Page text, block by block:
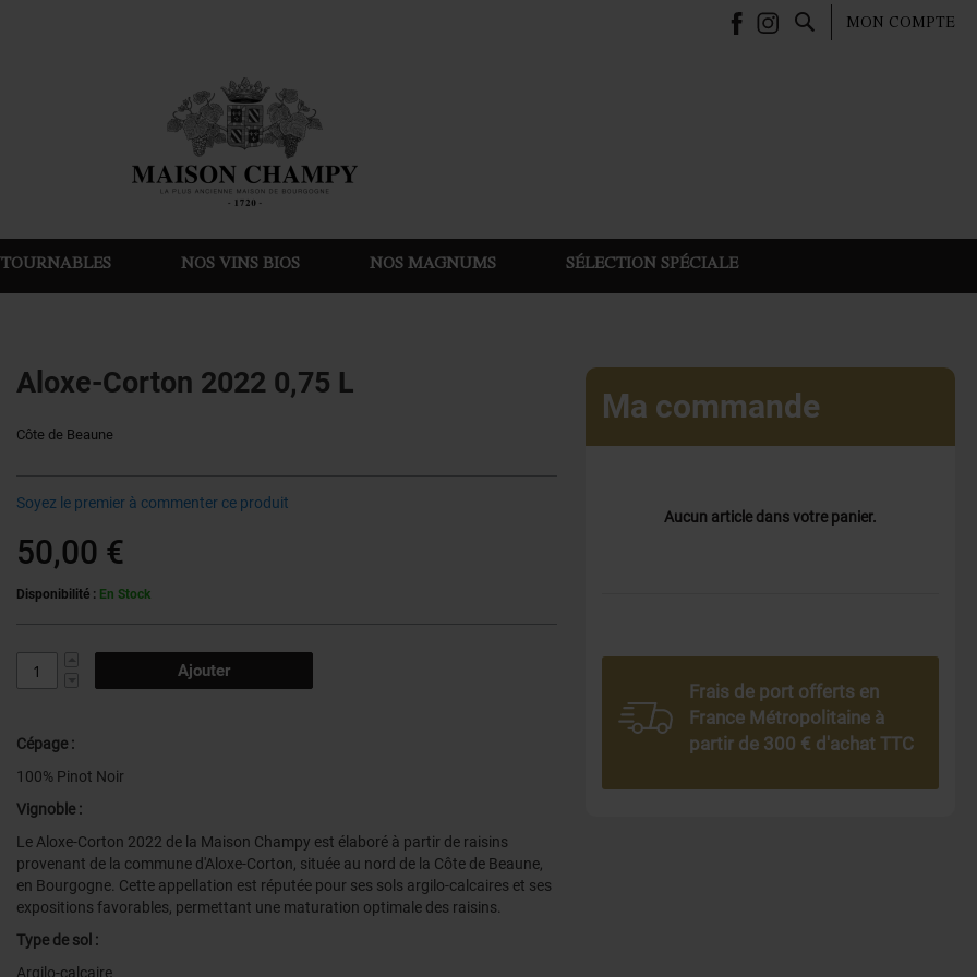
Rechercher
MON COMPTE
NOS VINS BIOS NOS MAGNUMS SÉLECTION SPÉCIALE
Aloxe-Corton 2022 0,75 L
Côte de Beaune
Soyez le premier à commenter ce produit
50,00 €
Disponibilité : En Stock
Ajouter
Cépage :
100% Pinot Noir
Vignoble :
Le Aloxe-Corton 2022 de la Maison Champy est élaboré à partir de raisins
provenant de la commune d'Aloxe-Corton, située au nord de la Côte de Beaune,
en Bourgogne. Cette appellation est réputée pour ses sols argilo-calcaires et ses
expositions favorables, permettant une maturation optimale des raisins.
Type de sol :
Argilo-calcaire
Ma commande
Aucun article dans votre panier.
Frais de port offerts en
France Métropolitaine à
partir de 300 € d'achat TTC